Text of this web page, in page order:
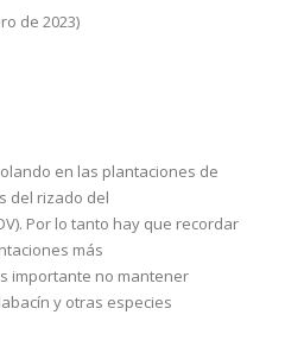
de 2023)
en las plantaciones de
del rizado del
Por lo tanto hay que recordar
más
importante no mantener
y otras especies